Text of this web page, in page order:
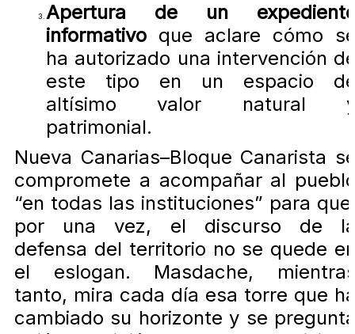
Apertura de un
informativo que aclare cómo
ha autorizado una intervención
este tipo en un espacio
altísimo valor natural
patrimonial.
Nueva Canarias–Bloque Canarista
compromete a acompañar al
“en todas las instituciones” para
por una vez, el discurso de
defensa del territorio no se quede
el eslogan. Masdache,
tanto, mira cada día esa torre que
cambiado su horizonte y se